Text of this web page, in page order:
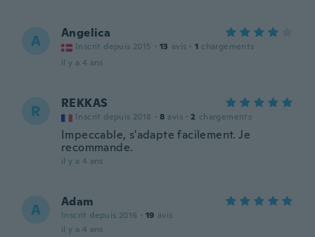
A Angelica
Inscrit depuis 2015 · 13 avis · 1 chargements
il y a 4 ans
R REKKAS
Inscrit depuis 2018 · 8 avis · 2 chargements
Impeccable, s'adapte facilement. Je
recommande.
il y a 4 ans
A Adam
Inscrit depuis 2016 · 19 avis
il y a 4 ans